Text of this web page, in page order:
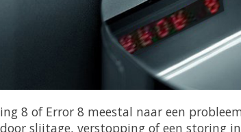
8 of Error 8 meestal naar een
slijtage, verstopping of een storing